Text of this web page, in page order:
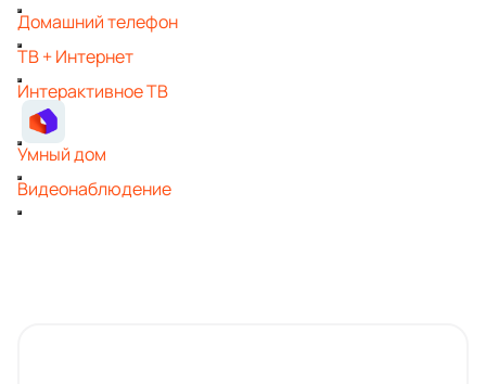
Домашний телефон
ТВ + Интернет
Интерактивное ТВ
Умный дом
Видеонаблюдение